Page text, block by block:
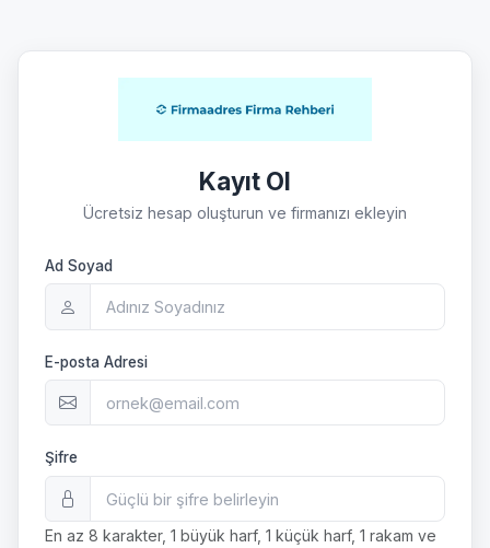
Kayıt Ol
Ücretsiz hesap oluşturun ve firmanızı ekleyin
Ad Soyad
E-posta Adresi
Şifre
En az 8 karakter, 1 büyük harf, 1 küçük harf, 1 rakam ve